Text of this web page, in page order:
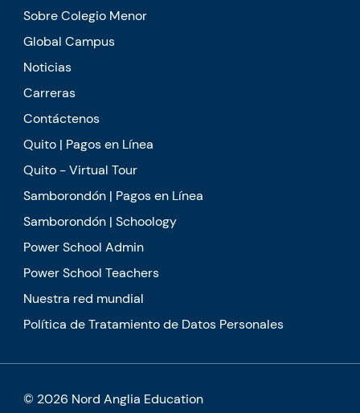
Sobre Colegio Menor
Global Campus
Noticias
Carreras
Contáctenos
Quito | Pagos en Línea
Quito - Virtual Tour
Samborondón | Pagos en Línea
Samborondón | Schoology
Power School Admin
Power School Teachers
Nuestra red mundial
Política de Tratamiento de Datos Personales
© 2026 Nord Anglia Education